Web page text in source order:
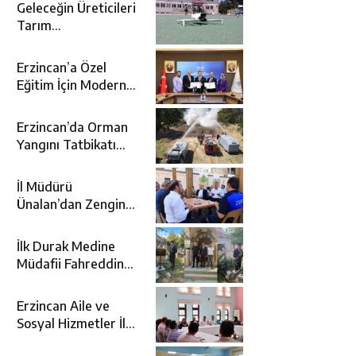
Geleceğin Üreticileri
Tarım
Tanışıyor
Erzincan’a Özel
Eğitim İçin Modern
Eğitim Meslek Okulu
Protokolü İmzalandı
Erzincan’da Orman
Yangını Tatbikatı
İl Müdürü
Ünalan’dan Zengin
Ziyareti
İlk Durak Medine
Müdafii Fahreddin
Kabri
Erzincan Aile ve
Sosyal Hizmetler İl